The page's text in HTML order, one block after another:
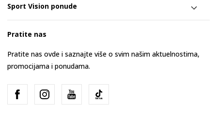
Sport Vision ponude
Pratite nas
Pratite nas ovde i saznajte više o svim našim aktuelnostima,
promocijama i ponudama.